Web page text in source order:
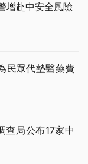
增赴中安全風險
民眾代墊醫藥費
查局公布17家中